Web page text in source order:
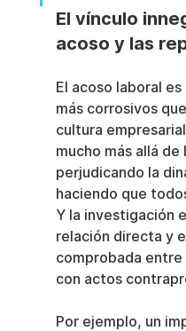
El vínculo
acoso y las
El acoso laboral
más corrosivos
cultura
mucho más allá
perjudicando la
haciendo que
Y la investigación
relación directa y
comprobada
con actos
Por ejemplo, un